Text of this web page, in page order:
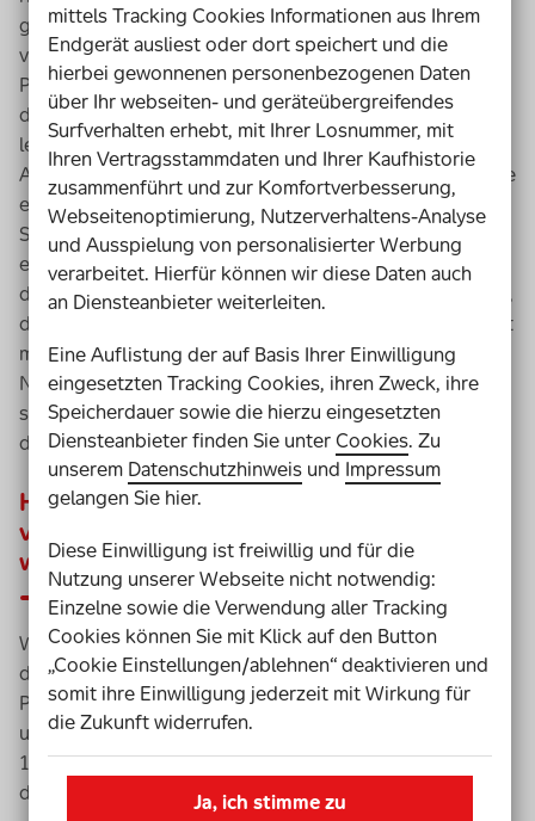
gestiegenen Kosten verantwortlich ist die Entwicklung
von mechanischen Prothesen zu solchen mit Mikro-
Prozessoren gewesen. Sportprothesen funktionieren
dagegen nach wie vor mechanisch. Sie sind dadurch
leichter und viel einfacher aufgebaut als
Alltagprothesen. OhneHightechmuss ich sie über meine
eigene Muskulatur ansteuern. Ich sehe meine
Sportprothesen als ein
Training
sgerät, das es mir
ermöglicht, Kondition aufzubauen, die ich im Alltag
dringend brauche. Es gibt Untersuchungen, die belegen,
dass ich mit meiner Oberschenkelamputation 70 Prozent
mehr Energie benötige gegenüber einem
Nichtbehinderten. Da kannst du dir vorstellen, wie
schnell mein Tag eigentlich vorbei ist und ich platt auf
dem Sofa liege, statt mich mit Freunden zu treffen.
Haben sich denn Sportprothesen in den
vergangenen Jahren nicht auch enorm
weiterentwickelt?
Wenig. Das wird oft falsch wahrgenommen, auch durch
die Paralympics. Johannes Floors (Deutscher
Paralympics-Athlet,Anm. d. Red.), doppelt-
unterschenkelamputiert, ist 2019 den Weltrekord über
100 Meter in seiner Startklasse auf Prothesen gelaufen,
die 1991 entwickelt worden sind.
mittels Tracking Cookies Informationen aus Ihrem
Endgerät ausliest oder dort speichert und die
hierbei gewonnenen personenbezogenen Daten
über Ihr webseiten- und geräteübergreifendes
Surfverhalten erhebt, mit Ihrer Losnummer, mit
Ihren Vertragsstammdaten und Ihrer Kaufhistorie
zusammenführt und zur Komfortverbesserung,
Webseitenoptimierung, Nutzerverhaltens-Analyse
und Ausspielung von personalisierter Werbung
verarbeitet. Hierfür können wir diese Daten auch
an Diensteanbieter weiterleiten.
Eine Auflistung der auf Basis Ihrer Einwilligung
eingesetzten Tracking Cookies, ihren Zweck, ihre
Speicherdauer sowie die hierzu eingesetzten
Diensteanbieter finden Sie unterCookies. Zu
unserem Datenschutzhinweis und Impressum
gelangen Sie hier.
Diese Einwilligung ist freiwillig und für die
Nutzung unserer Webseite nicht notwendig:
Einzelne sowie die Verwendung aller Tracking
Cookies können Sie mit Klick auf den Button
„Cookie Einstellungen/ablehnen“ deaktivieren und
somit ihre Einwilligung jederzeit mit Wirkung für
die Zukunft widerrufen.
Ja, ich stimme zu